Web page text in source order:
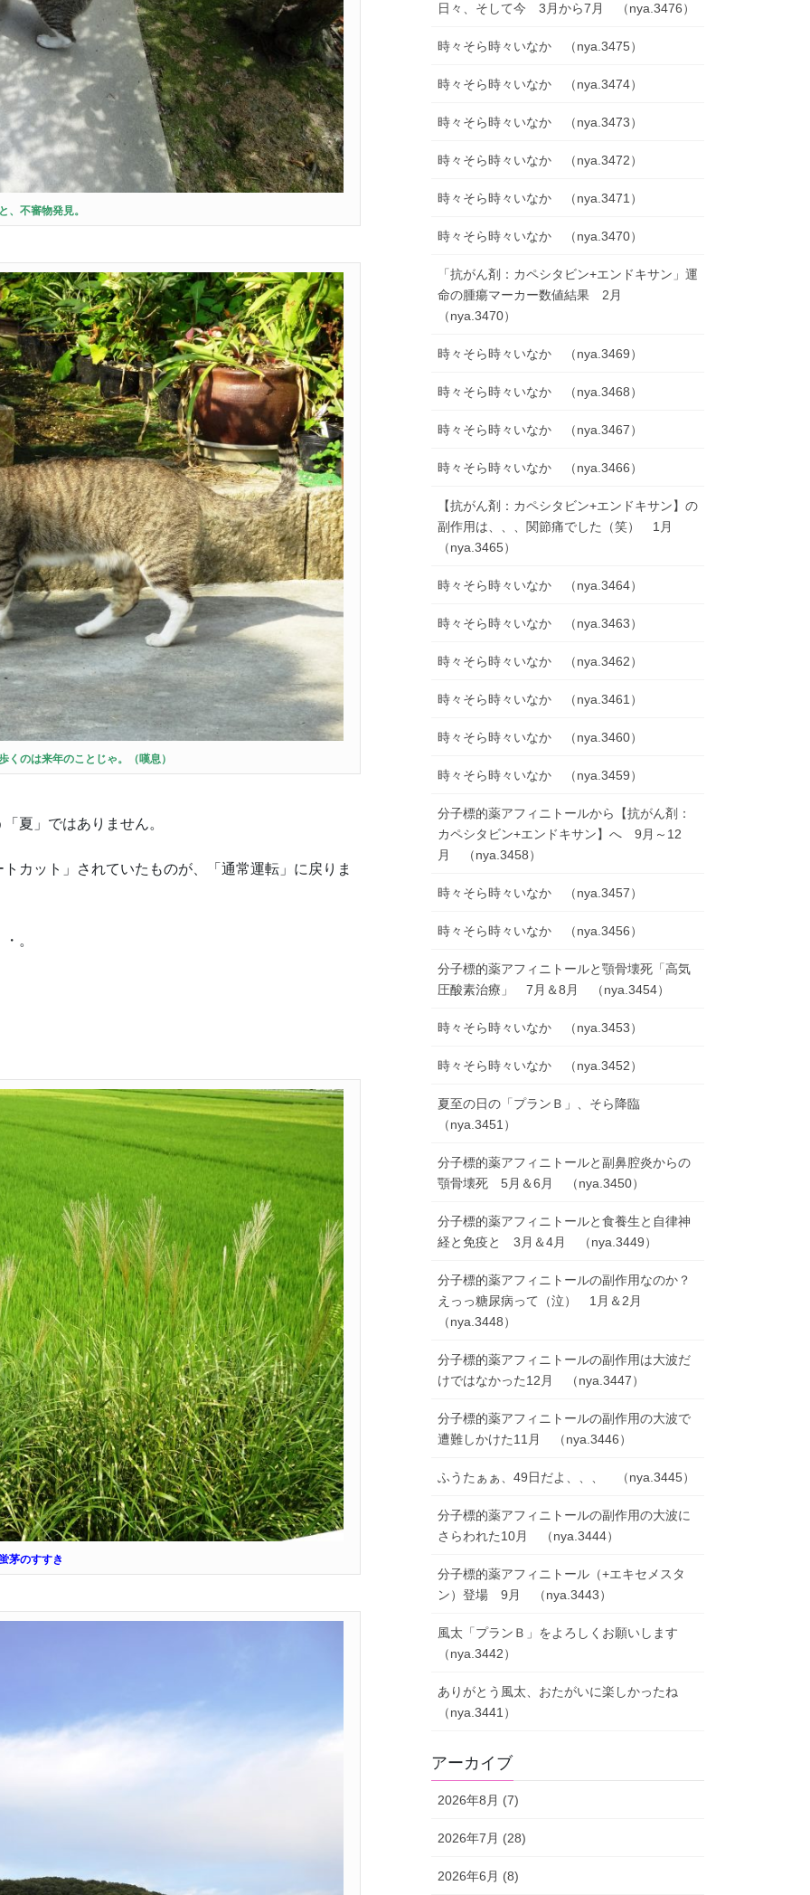
、不審物発見。
くのは来年のことじゃ。（嘆息）
夏」ではありません。
カット」されていたものが、「通常運転」に戻りま
。
茅のすすき
日々、そして今 3月から7月 （nya.3476）
時々そら時々いなか （nya.3475）
時々そら時々いなか （nya.3474）
時々そら時々いなか （nya.3473）
時々そら時々いなか （nya.3472）
時々そら時々いなか （nya.3471）
時々そら時々いなか （nya.3470）
「抗がん剤：カペシタビン+エンドキサン」運
命の腫瘍マーカー数値結果 2月
（nya.3470）
時々そら時々いなか （nya.3469）
時々そら時々いなか （nya.3468）
時々そら時々いなか （nya.3467）
時々そら時々いなか （nya.3466）
【抗がん剤：カペシタビン+エンドキサン】の
副作用は、、、関節痛でした（笑） 1月
（nya.3465）
時々そら時々いなか （nya.3464）
時々そら時々いなか （nya.3463）
時々そら時々いなか （nya.3462）
時々そら時々いなか （nya.3461）
時々そら時々いなか （nya.3460）
時々そら時々いなか （nya.3459）
分子標的薬アフィニトールから【抗がん剤：
カペシタビン+エンドキサン】へ 9月～12
月 （nya.3458）
時々そら時々いなか （nya.3457）
時々そら時々いなか （nya.3456）
分子標的薬アフィニトールと顎骨壊死「高気
圧酸素治療」 7月＆8月 （nya.3454）
時々そら時々いなか （nya.3453）
時々そら時々いなか （nya.3452）
夏至の日の「プランＢ」、そら降臨
（nya.3451）
分子標的薬アフィニトールと副鼻腔炎からの
顎骨壊死 5月＆6月 （nya.3450）
分子標的薬アフィニトールと食養生と自律神
経と免疫と 3月＆4月 （nya.3449）
分子標的薬アフィニトールの副作用なのか？
えっっ糖尿病って（泣） 1月＆2月
（nya.3448）
分子標的薬アフィニトールの副作用は大波だ
けではなかった12月 （nya.3447）
分子標的薬アフィニトールの副作用の大波で
遭難しかけた11月 （nya.3446）
ふうたぁぁ、49日だよ、、、 （nya.3445）
分子標的薬アフィニトールの副作用の大波に
さらわれた10月 （nya.3444）
分子標的薬アフィニトール（+エキセメスタ
ン）登場 9月 （nya.3443）
風太「プランＢ」をよろしくお願いします
（nya.3442）
ありがとう風太、おたがいに楽しかったね
（nya.3441）
アーカイブ
2026年8月 (7)
2026年7月 (28)
2026年6月 (8)